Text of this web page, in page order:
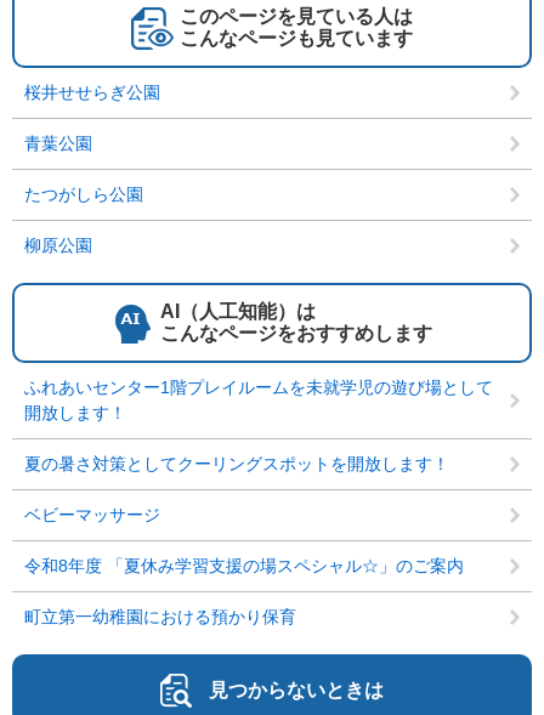
このページを見ている人は
こんなページも見ています
桜井せせらぎ公園
青葉公園
たつがしら公園
柳原公園
AI（人工知能）は
こんなページをおすすめします
ふれあいセンター1階プレイルームを未就学児の遊び場として
開放します！
夏の暑さ対策としてクーリングスポットを開放します！
ベビーマッサージ
令和8年度 「夏休み学習支援の場スペシャル☆」のご案内
町立第一幼稚園における預かり保育
見つからないときは